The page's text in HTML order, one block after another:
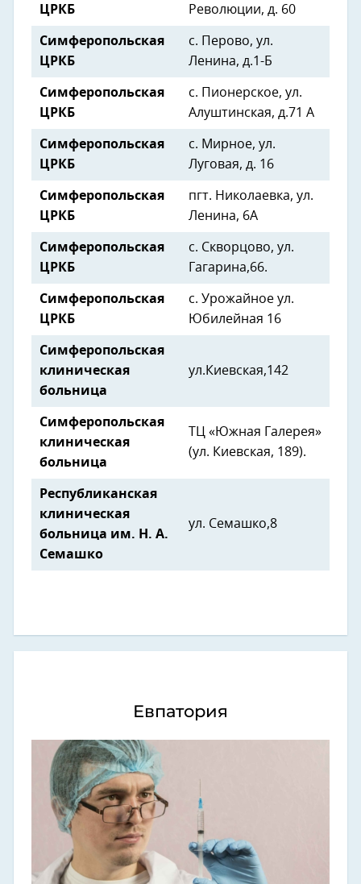
ЦРКБ Революции, д. 60
Симферопольская
ЦРКБ
с. Перово, ул.
Ленина, д.1-Б
Симферопольская
ЦРКБ
с. Пионерское, ул.
Алуштинская, д.71 А
Симферопольская
ЦРКБ
с. Мирное, ул.
Луговая, д. 16
Симферопольская
ЦРКБ
пгт. Николаевка, ул.
Ленина, 6А
Симферопольская
ЦРКБ
с. Скворцово, ул.
Гагарина,66.
Симферопольская
ЦРКБ
с. Урожайное ул.
Юбилейная 16
Симферопольская
клиническая
больница
ул.Киевская,142
Симферопольская
клиническая
больница
ТЦ «Южная Галерея»
(ул. Киевская, 189).
Республиканская
клиническая
больница им. Н. А.
Семашко
ул. Семашко,8
Евпатория